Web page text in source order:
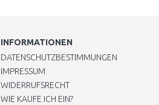
INFORMATIONEN
DATENSCHUTZBESTIMMUNGEN
IMPRESSUM
WIDERRUFSRECHT
WIE KAUFE ICH EIN?